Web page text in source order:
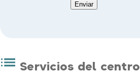
Enviar
Servicios del centro